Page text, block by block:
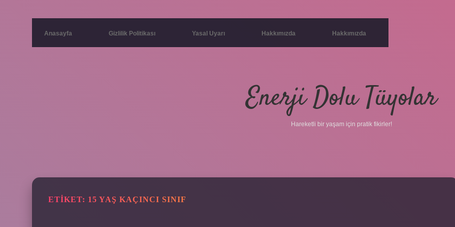
Anasayfa Gizlilik Politikası Yasal Uyarı Hakkımızda Hakkımızda
Enerji Dolu Tüyolar
Hareketli bir yaşam için pratik fikirler!
ETIKET: 15 YAŞ KAÇINCI SINIF